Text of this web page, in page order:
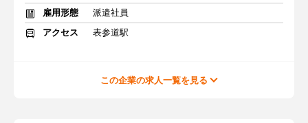
雇用形態
派遣社員
アクセス
表参道駅
この企業の求人一覧を見る